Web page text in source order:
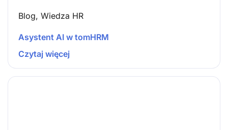
Blog, Wiedza HR
Asystent AI w tomHRM
Czytaj więcej